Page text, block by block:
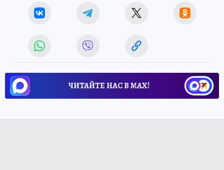
ЧИТАЙТЕ НАС В МАХ!